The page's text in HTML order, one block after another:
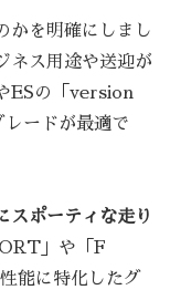
かを明確にしまし
ネス用途や送迎が
ESの「version
レードが最適で
スポーティな走り
」や「F
能に特化したグ